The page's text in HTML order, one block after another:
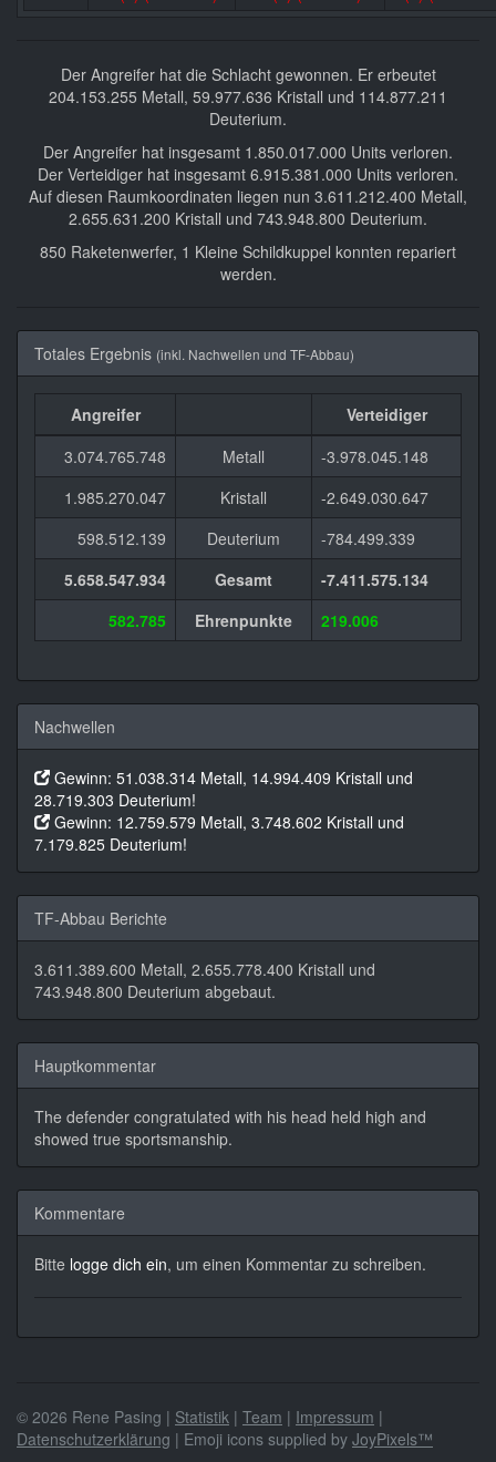
Der Angreifer hat die Schlacht gewonnen. Er erbeutet
204.153.255 Metall, 59.977.636 Kristall und 114.877.211
Deuterium.
Der Angreifer hat insgesamt 1.850.017.000 Units verloren.
Der Verteidiger hat insgesamt 6.915.381.000 Units verloren.
Auf diesen Raumkoordinaten liegen nun 3.611.212.400 Metall,
2.655.631.200 Kristall und 743.948.800 Deuterium.
850 Raketenwerfer, 1 Kleine Schildkuppel konnten repariert
werden.
Totales Ergebnis (inkl. Nachwellen und TF-Abbau)
Angreifer
Verteidiger
3.074.765.748
Metall
-3.978.045.148
1.985.270.047
Kristall
-2.649.030.647
598.512.139
Deuterium
-784.499.339
5.658.547.934
Gesamt
-7.411.575.134
582.785
Ehrenpunkte 219.006
Nachwellen
Gewinn: 51.038.314 Metall, 14.994.409 Kristall und
28.719.303 Deuterium!
Gewinn: 12.759.579 Metall, 3.748.602 Kristall und
7.179.825 Deuterium!
TF-Abbau Berichte
3.611.389.600 Metall, 2.655.778.400 Kristall und
743.948.800 Deuterium abgebaut.
Hauptkommentar
The defender congratulated with his head held high and
showed true sportsmanship.
Kommentare
Bitte logge dich ein, um einen Kommentar zu schreiben.
© 2026 Rene Pasing | Statistik | Team | Impressum |
Datenschutzerklärung | Emoji icons supplied by JoyPixels™